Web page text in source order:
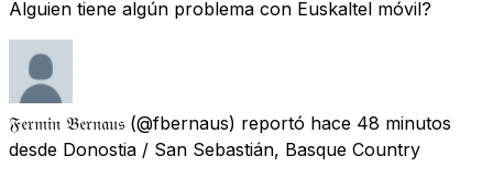
Alguien tiene algún problema con Euskaltel móvil?
𝔉𝔢𝔯𝔪𝔦𝔫 𝔅𝔢𝔯𝔫𝔞𝔲𝔰 (@fbernaus) reportó hace 48 minutos
desde Donostia / San Sebastián, Basque Country